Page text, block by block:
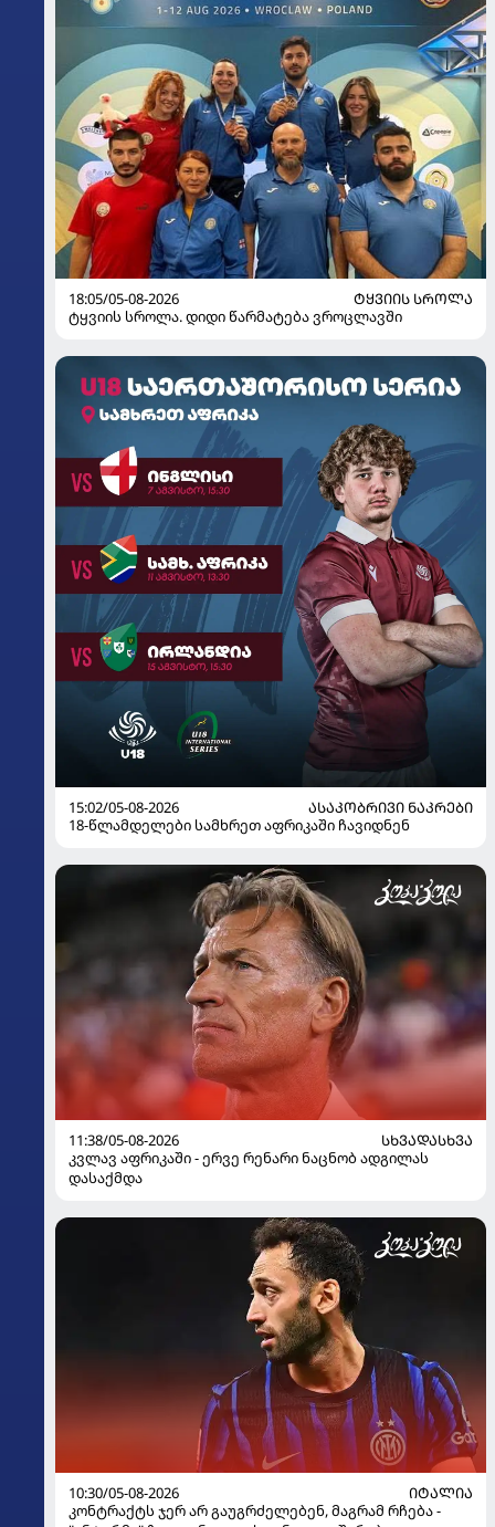
18:05/05-08-2026
ᲢᲧᲕᲘᲘᲡ ᲡᲠᲝᲚᲐ
ტყვიის სროლა. დიდი წარმატება ვროცლავში
15:02/05-08-2026
ᲐᲡᲐᲙᲝᲑᲠᲘᲕᲘ ᲜᲐᲙᲠᲔᲑᲘ
18-წლამდელები სამხრეთ აფრიკაში ჩავიდნენ
11:38/05-08-2026
ᲡᲮᲕᲐᲓᲐᲡᲮᲕᲐ
კვლავ აფრიკაში - ერვე რენარი ნაცნობ ადგილას
დასაქმდა
10:30/05-08-2026
ᲘᲢᲐᲚᲘᲐ
კონტრაქტს ჯერ არ გაუგრძელებენ, მაგრამ რჩება -